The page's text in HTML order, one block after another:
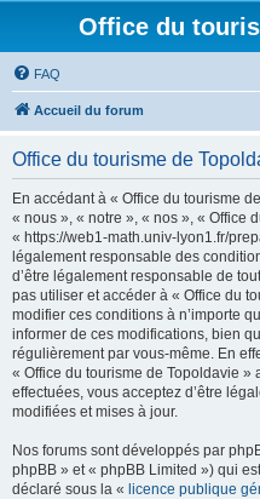
Office du
FAQ
Accueil du forum
Office du tourisme de
En accédant à « Office du tourisme
« nous », « notre », « nos », « Office
« https://web1-math.univ-lyon1.fr/
légalement responsable des
d’être légalement responsable de
pas utiliser et accéder à « Office du
modifier ces conditions à n’importe
informer de ces modifications, bien
régulièrement par vous-même. En
« Office du tourisme de Topoldavie
effectuées, vous acceptez d’être
modifiées et mises à jour.
Nos forums sont développés par
phpBB » et « phpBB Limited ») qui
déclaré sous la « licence publique